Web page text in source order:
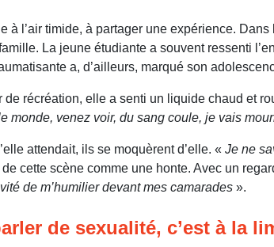
l’air timide, à partager une expérience.
La jeune étudiante a souvent ressenti
a, d’ailleurs, marqué son
récréation, elle a senti un liquide chaud et
monde, venez voir, du sang coule, je vais
attendait, ils se moquèrent d’elle. « Je ne
cette scène comme une honte. Avec un
de m’humilier devant mes camarades ».
de sexualité, c’est à la